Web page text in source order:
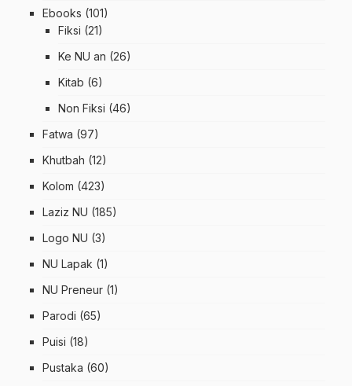
Ebooks (101)
Fiksi (21)
Ke NU an (26)
Kitab (6)
Non Fiksi (46)
Fatwa (97)
Khutbah (12)
Kolom (423)
Laziz NU (185)
Logo NU (3)
NU Lapak (1)
NU Preneur (1)
Parodi (65)
Puisi (18)
Pustaka (60)